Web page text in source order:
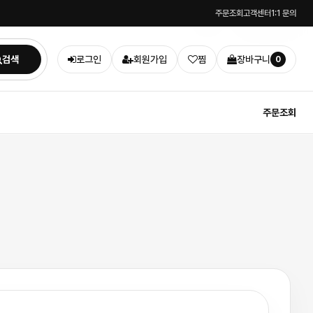
주문조회고객센터1:1 문의
검색 로그인 회원가입 찜 장바구니 0
주문조회